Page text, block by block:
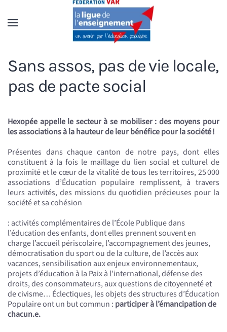
Accéder au contenu principal
Sans assos, pas de vie locale,
pas de pacte social
Hexopée appelle le secteur à se mobiliser : des moyens pour
les associations à la hauteur de leur bénéfice pour la société !
Présentes dans chaque canton de notre pays, dont elles
constituent à la fois le maillage du lien social et culturel de
proximité et le cœur de la vitalité de tous les territoires, 25 000
associations d’Éducation populaire remplissent, à travers
leurs activités, des missions du quotidien précieuses pour la
société et sa cohésion
: activités complémentaires de l’École Publique dans
l’éducation des enfants, dont elles prennent souvent en
charge l’accueil périscolaire, l’accompagnement des jeunes,
démocratisation du sport ou de la culture, de l’accès aux
vacances, sensibilisation aux enjeux environnementaux,
projets d’éducation à la Paix à l’international, défense des
droits, des consommateurs, aux questions de citoyenneté et
de civisme… Éclectiques, les objets des structures d’Éducation
Populaire ont un but commun : participer à l’émancipation de
chacun.e.